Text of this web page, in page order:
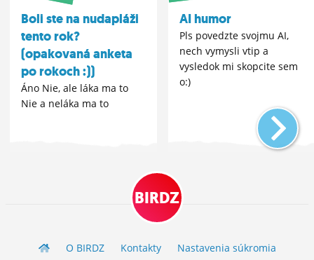
Boli ste na nudapláži
tento rok?
(opakovaná anketa
po rokoch :))
Áno Nie, ale láka ma to
Nie a neláka ma to
AI humor
Pls povedzte svojmu AI,
nech vymysli vtip a
vysledok mi skopcite sem
o:)
BIRDZ
O BIRDZ Kontakty
Nastavenia súkromia